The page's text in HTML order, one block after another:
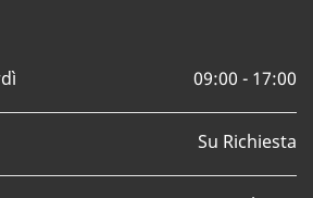
09:00 - 17:00
Su Richiesta